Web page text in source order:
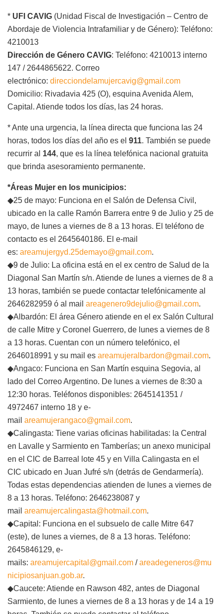
* UFI CAVIG (Unidad Fiscal de Investigación – Centro de
Abordaje de Violencia Intrafamiliar y de Género): Teléfono:
4210013
Dirección de Género CAVIG: Teléfono: 4210013 interno
147 / 2644865622. Correo
electrónico: direcciondelamujercavig@gmail.com
Domicilio: Rivadavia 425 (O), esquina Avenida Alem,
Capital. Atiende todos los días, las 24 horas.
* Ante una urgencia, la línea directa que funciona las 24
horas, todos los días del año es el 911. También se puede
recurrir al 144, que es la línea telefónica nacional gratuita
que brinda asesoramiento permanente.
*Áreas Mujer en los municipios:
◆25 de mayo: Funciona en el Salón de Defensa Civil,
ubicado en la calle Ramón Barrera entre 9 de Julio y 25 de
mayo, de lunes a viernes de 8 a 13 horas. El teléfono de
contacto es el 2645640186. El e-mail
es: areamujergyd.25demayo@gmail.com.
◆9 de Julio: La oficina está en el ex centro de Salud de la
Diagonal San Martín s/n. Atiende de lunes a viernes de 8 a
13 horas, también se puede contactar telefónicamente al
2646282959 ó al mail areagenero9dejulio@gmail.com.
◆Albardón: El área Género atiende en el ex Salón Cultural
de calle Mitre y Coronel Guerrero, de lunes a viernes de 8
a 13 horas. Cuentan con un número telefónico, el
2646018991 y su mail es areamujeralbardon@gmail.com.
◆Angaco: Funciona en San Martín esquina Segovia, al
lado del Correo Argentino. De lunes a viernes de 8:30 a
12:30 horas. Teléfonos disponibles: 2645141351 /
4972467 interno 18 y e-
mail areamujerangaco@gmail.com.
◆Calingasta: Tiene varias oficinas habilitadas: la Central
en Lavalle y Sarmiento en Tamberías; un anexo municipal
en el CIC de Barreal lote 45 y en Villa Calingasta en el
CIC ubicado en Juan Jufré s/n (detrás de Gendarmería).
Todas estas dependencias atienden de lunes a viernes de
8 a 13 horas. Teléfono: 2646238087 y
mail areamujercalingasta@hotmail.com.
◆Capital: Funciona en el subsuelo de calle Mitre 647
(este), de lunes a viernes, de 8 a 13 horas. Teléfono:
2645846129, e-
mails: areamujercapital@gmail.com /areadegeneros@mu
nicipiosanjuan.gob.ar.
◆Caucete: Atiende en Rawson 482, antes de Diagonal
Sarmiento, de lunes a viernes de 8 a 13 horas y de 14 a 19